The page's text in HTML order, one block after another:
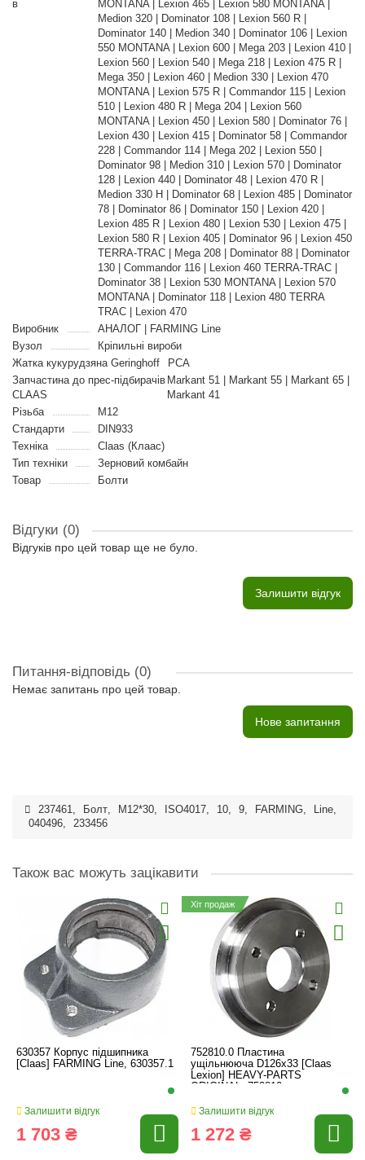
в
MONTANA | Lexion 465 | Lexion 580 MONTANA |
Medion 320 | Dominator 108 | Lexion 560 R |
Dominator 140 | Medion 340 | Dominator 106 | Lexion
550 MONTANA | Lexion 600 | Mega 203 | Lexion 410 |
Lexion 560 | Lexion 540 | Mega 218 | Lexion 475 R |
Mega 350 | Lexion 460 | Medion 330 | Lexion 470
MONTANA | Lexion 575 R | Commandor 115 | Lexion
510 | Lexion 480 R | Mega 204 | Lexion 560
MONTANA | Lexion 450 | Lexion 580 | Dominator 76 |
Lexion 430 | Lexion 415 | Dominator 58 | Commandor
228 | Commandor 114 | Mega 202 | Lexion 550 |
Dominator 98 | Medion 310 | Lexion 570 | Dominator
128 | Lexion 440 | Dominator 48 | Lexion 470 R |
Medion 330 H | Dominator 68 | Lexion 485 | Dominator
78 | Dominator 86 | Dominator 150 | Lexion 420 |
Lexion 485 R | Lexion 480 | Lexion 530 | Lexion 475 |
Lexion 580 R | Lexion 405 | Dominator 96 | Lexion 450
TERRA-TRAC | Mega 208 | Dominator 88 | Dominator
130 | Commandor 116 | Lexion 460 TERRA-TRAC |
Dominator 38 | Lexion 530 MONTANA | Lexion 570
MONTANA | Dominator 118 | Lexion 480 TERRA
TRAC | Lexion 470
Виробник
АНАЛОГ | FARMING Line
Вузол
Кріпильні вироби
Жатка кукурудзяна Geringhoff
PCA
Запчастина до прес-підбирачів
CLAAS
Markant 51 | Markant 55 | Markant 65 |
Markant 41
Різьба
M12
Стандарти
DIN933
Техніка
Claas (Клаас)
Тип техніки
Зерновий комбайн
Товар
Болти
Відгуки (0)
Відгуків про цей товар ще не було.
Залишити відгук
Питання-відповідь (0)
Немає запитань про цей товар.
Нове запитання
237461, Болт, M12*30, ISO4017, 10, 9, FARMING, Line,
040496, 233456
Також вас можуть зацікавити
630357 Корпус підшипника
[Claas] FARMING Line, 630357.1
Залишити відгук
1 703 ₴
Хіт продаж
752810.0 Пластина
ущільнююча D126x33 [Claas
Lexion] HEAVY-PARTS
ORIGINAL, 752810
Залишити відгук
1 272 ₴